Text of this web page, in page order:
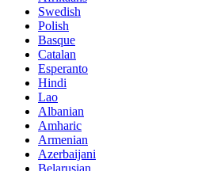
Swedish
Polish
Basque
Catalan
Esperanto
Hindi
Lao
Albanian
Amharic
Armenian
Azerbaijani